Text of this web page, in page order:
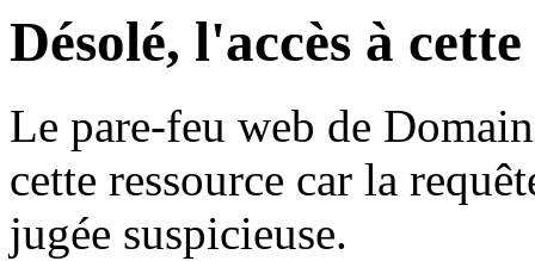
Désolé, l'accès à
Le pare-feu web de
cette ressource car la
jugée suspicieuse.